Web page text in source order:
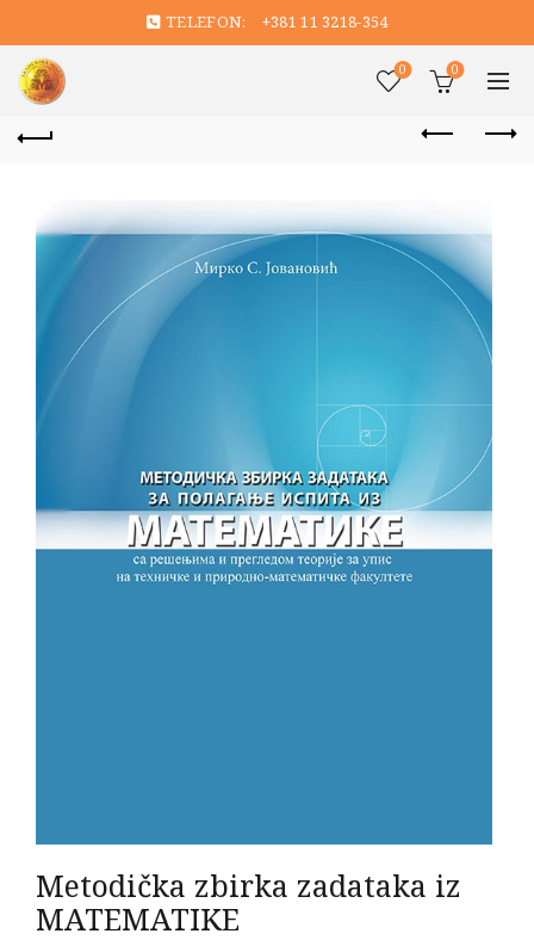
TELEFON: +381 11 3218-354
0 0
Metodička zbirka zadataka iz
MATEMATIKE